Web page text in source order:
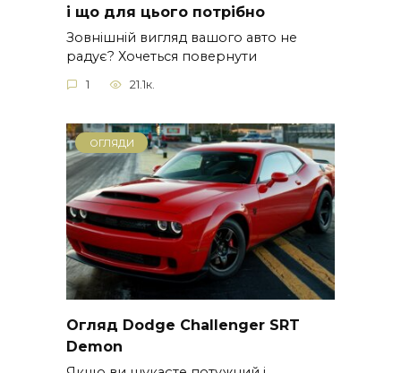
і що для цього потрібно
Зовнішній вигляд вашого авто не
радує? Хочеться повернути
1 21.1к.
ОГЛЯДИ
Огляд Dodge Challenger SRT
Demon